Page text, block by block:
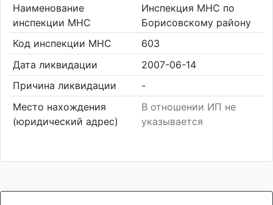
Наименование
инспекции МНС
Инспекция МНС по
Борисовскому району
Код инспекции МНС
603
Дата ликвидации
2007-06-14
Причина ликвидации
-
Место нахождения
(юридический адрес)
В отношении ИП не
указывается